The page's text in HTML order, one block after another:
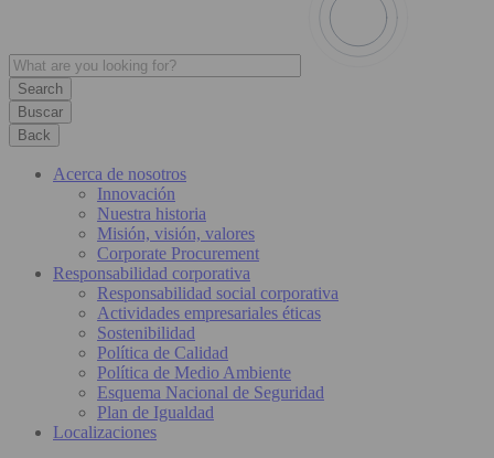
Buscar
Back
Acerca de nosotros
Innovación
Nuestra historia
Misión, visión, valores
Corporate Procurement
Responsabilidad corporativa
Responsabilidad social corporativa
Actividades empresariales éticas
Sostenibilidad
Política de Calidad
Política de Medio Ambiente
Esquema Nacional de Seguridad
Plan de Igualdad
Localizaciones